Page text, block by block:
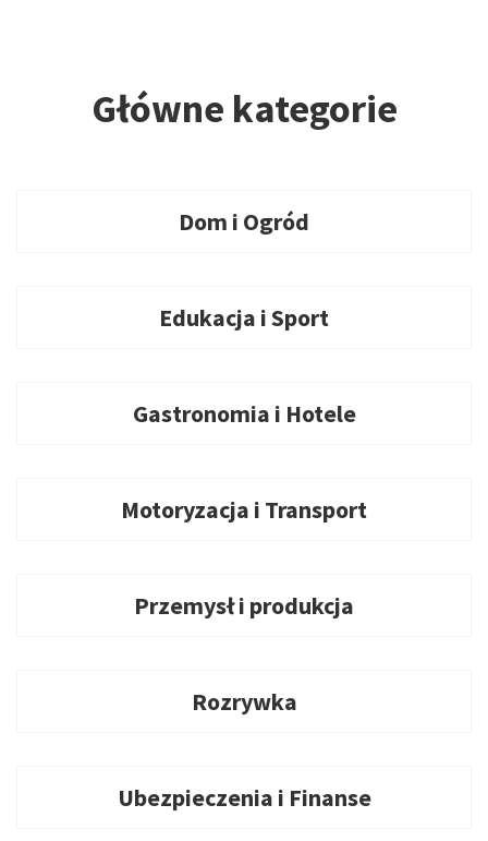
Główne kategorie
Dom i Ogród
Edukacja i Sport
Gastronomia i Hotele
Motoryzacja i Transport
Przemysł i produkcja
Rozrywka
Ubezpieczenia i Finanse